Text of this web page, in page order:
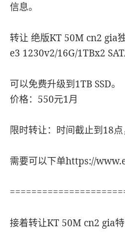
信息。
转让 绝版KT 50M cn2 gia
e3 1230v2/16G/1TBx2
可以免费升级到1TB SSD。
价格：550元1月
限时转让：时间截止到18
需要可以下单https://
接着转让KT 50M cn2 gia